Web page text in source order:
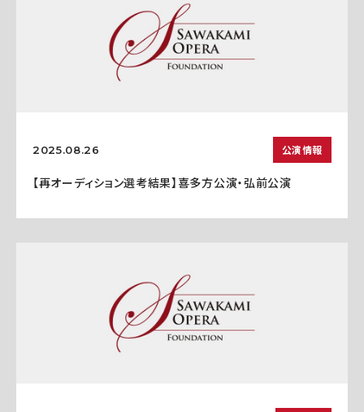
2025.08.26 公演情報
【再オーディション選考結果】喜多方公演・弘前公演